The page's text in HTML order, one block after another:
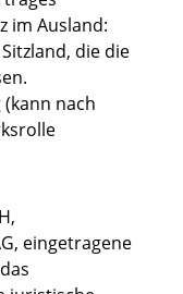
im Ausland:
die die
nach
eingetragene